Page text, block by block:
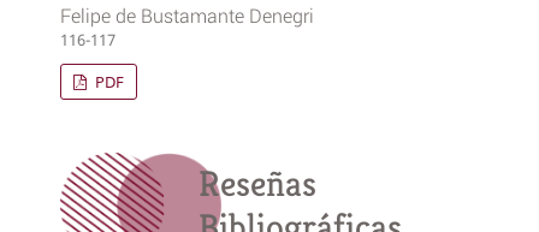
Felipe de Bustamante Denegri
116-117
PDF
Reseñas